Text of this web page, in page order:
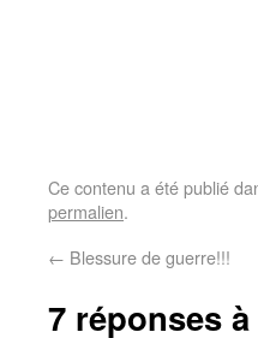
Ce contenu a été publié
permalien.
← Blessure de guerre!!!
7 réponses à